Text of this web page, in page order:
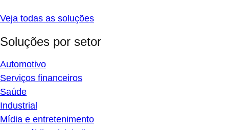
Veja todas as soluções
Soluções por setor
Automotivo
Serviços financeiros
Saúde
Industrial
Mídia e entretenimento